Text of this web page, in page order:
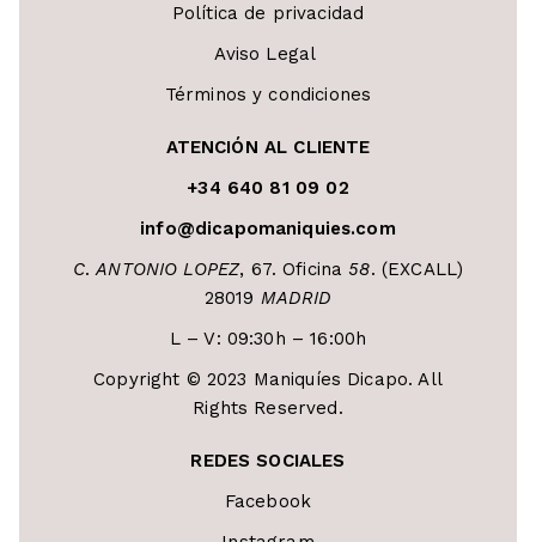
Política de privacidad
Aviso Legal
Términos y condiciones
ATENCIÓN AL CLIENTE
+34 640 81 09 02
info@dicapomaniquies.com
C.ANTONIO LOPEZ, 67. Oficina 58. (EXCALL)
28019 MADRID
L – V: 09:30h – 16:00h
Copyright © 2023 Maniquíes Dicapo. All
Rights Reserved.
REDES SOCIALES
Facebook